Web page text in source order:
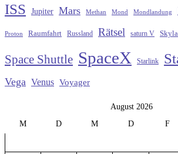
ISS Jupiter Mars Methan Mond Mondlandung
Proton Raumfahrt Russland Rätsel saturn V
Space Shuttle SpaceX Starlink
Vega Venus Voyager
August 2026
M
D M D F